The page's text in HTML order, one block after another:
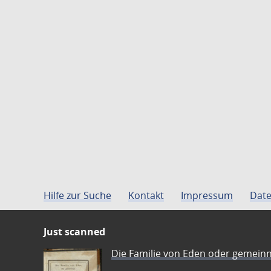
Hilfe zur Suche Kontakt Impressum
Just scanned
Die Familie von Eden oder